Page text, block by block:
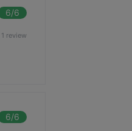
6/6
1 review
6/6